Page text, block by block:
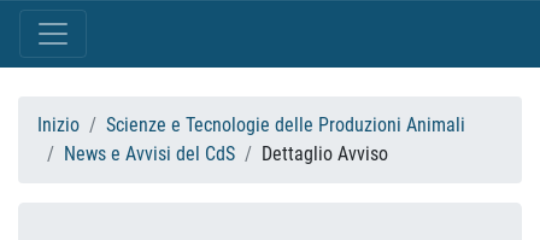
Inizio
Scienze e Tecnologie delle Produzioni Animali
News e Avvisi del CdS
Dettaglio Avviso